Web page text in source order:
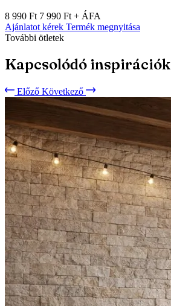
8 990 Ft 7 990 Ft + ÁFA
Ajánlatot kérek Termék megnyitása
További ötletek
Kapcsolódó inspirációk
Előző Következő